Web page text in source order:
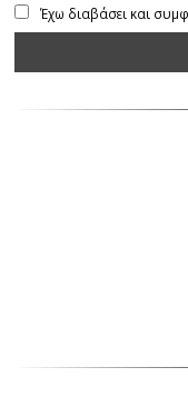
Έχω διαβάσει και